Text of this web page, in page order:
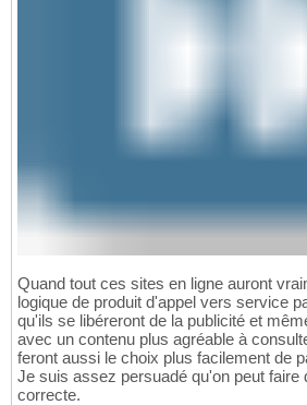
Quand tout ces sites en ligne auront
logique de produit d'appel vers service
qu'ils se libéreront de la publicité et
avec un contenu plus agréable à
feront aussi le choix plus facilement de
Je suis assez persuadé qu'on peut faire
correcte.